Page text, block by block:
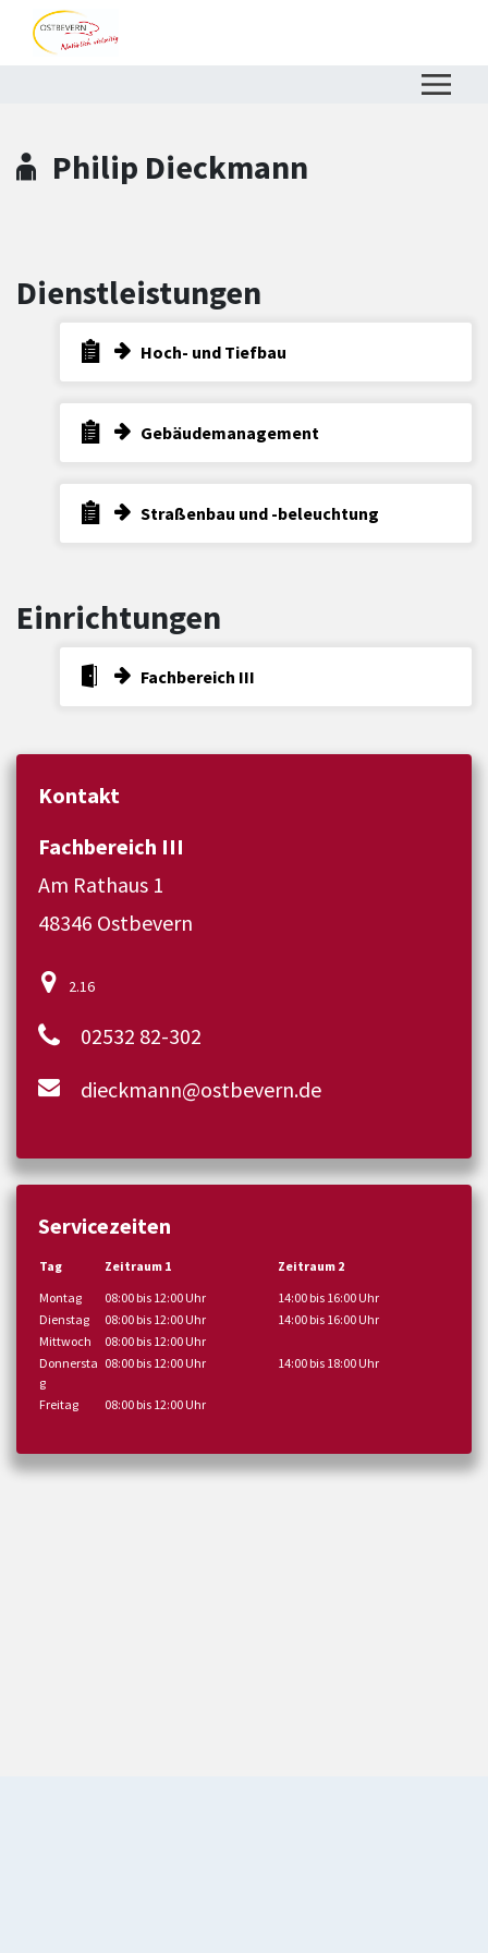
Zum Header
Zum Hauptinhalt
Zum Footer
Zum Hauptinhalt springen
Philip Dieckmann
Dienstleistungen
Hoch- und Tiefbau
Gebäudemanagement
Straßenbau und -beleuchtung
Einrichtungen
Fachbereich III
Kontakt
Fachbereich III
Am Rathaus 1
48346 Ostbevern
2.16
02532 82-302
dieckmann@ostbevern.de
Servicezeiten
Tag Zeitraum 1
Zeitraum 2
Montag
08:00 bis 12:00 Uhr
14:00 bis 16:00 Uhr
Dienstag
08:00 bis 12:00 Uhr
14:00 bis 16:00 Uhr
Mittwoch
08:00 bis 12:00 Uhr
Donnersta
g
08:00 bis 12:00 Uhr 14:00 bis 18:00 Uhr
Freitag 08:00 bis 12:00 Uhr